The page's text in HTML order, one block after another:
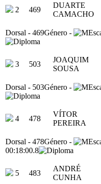
2 469
DUARTE
CAMACHO
Dorsal - 469Género -
3 503
JOAQUIM
SOUSA
Dorsal - 503Género -
4 478
VÍTOR
PEREIRA
Dorsal - 478Género -
00:18:00.8
5 483
ANDRÉ
CUNHA